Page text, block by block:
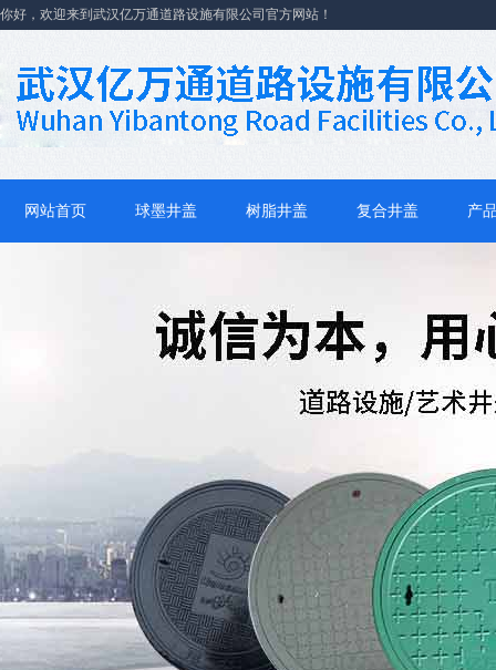
你好，欢迎来到武汉亿万通道路设施有限公司官方网站！
网站首页 球墨井盖 树脂井盖 复合井盖 产